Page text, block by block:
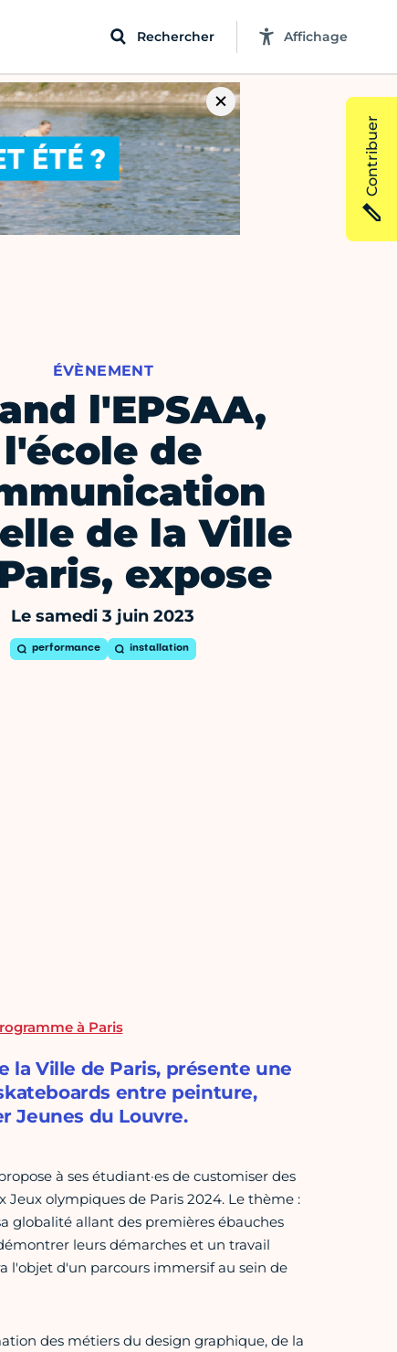
Rechercher Affichage
ÉVÈNEMENT
l'EPSAA,
l'école de
de la Ville
expose
Le samedi 3 juin 2023
performance installation
à Paris
la Ville de Paris, présente une
entre peinture,
Jeunes du Louvre.
à ses étudiant·es de customiser des
olympiques de Paris 2024. Le thème :
globalité allant des premières ébauches
leurs démarches et un travail
l'objet d'un parcours immersif au sein de
des métiers du design graphique, de la
Contribuer